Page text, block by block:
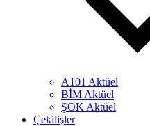
A101 Aktüel
BİM Aktüel
ŞOK Aktüel
Çekilişler